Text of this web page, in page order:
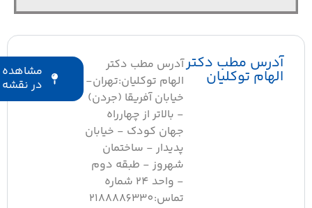
آدرس مطب دکتر
الهام توکلیان
آدرس مطب دکتر
الهام توکلیان:تهران-
خیابان آفریقا (جردن)
- بالاتر از چهارراه
جهان کودک - خیابان
پدیدار - ساختمان
شهروز - طبقه دوم
- واحد 24 شماره
تماس:2188886330
مشاهده
در نقشه